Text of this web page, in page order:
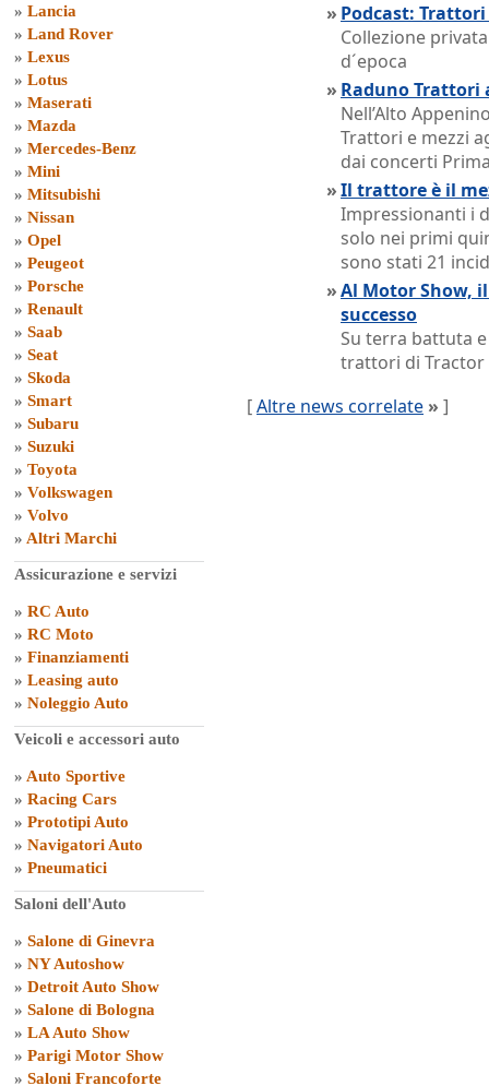
» Lancia
» Land Rover
» Lexus
» Lotus
» Maserati
» Mazda
» Mercedes-Benz
» Mini
» Mitsubishi
» Nissan
» Opel
» Peugeot
» Porsche
» Renault
» Saab
» Seat
» Skoda
» Smart
» Subaru
» Suzuki
» Toyota
» Volkswagen
» Volvo
» Altri Marchi
Assicurazione e servizi
» RC Auto
» RC Moto
» Finanziamenti
» Leasing auto
» Noleggio Auto
Veicoli e accessori auto
» Auto Sportive
» Racing Cars
» Prototipi Auto
» Navigatori Auto
» Pneumatici
Saloni dell'Auto
» Salone di Ginevra
» NY Autoshow
» Detroit Auto Show
» Salone di Bologna
» LA Auto Show
» Parigi Motor Show
» Saloni Francoforte
» Podcast: Trattori
Collezione
d´epoca
» Raduno Trattori
Nell’Alto
Trattori e mezzi
dai concerti
»Il trattore è il
Impressionanti i
solo nei primi
sono stati 21
»Al Motor Show,
successo
Su terra battuta
trattori di Tractor
[Altre news correlate » ]